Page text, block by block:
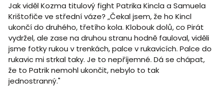
Jak viděl Kozma titulový fight Patrika Kincla a Samuela
Krištofiče ve střední váze? „Čekal jsem, že ho Kincl
ukončí do druhého, třetího kola. Klobouk dolů, co Pirát
vydržel, ale zase na druhou stranu hodně fauloval, viděli
jsme fotky rukou v trenkách, palce v rukavicích. Palce do
rukavic mi strkal taky. Je to nepříjemné. Dá se chápat,
že to Patrik nemohl ukončit, nebylo to tak
jednostranný."